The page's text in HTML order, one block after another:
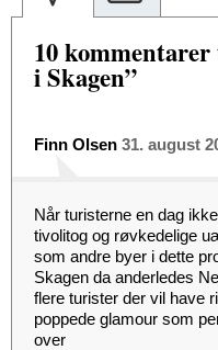
10
i Skagen”
Finn Olsen 31. august
Når turisterne en dag
tivolitog og røvkedelige
som andre byer i dette
Skagen da anderledes
flere turister der vil have
poppede glamour som
over